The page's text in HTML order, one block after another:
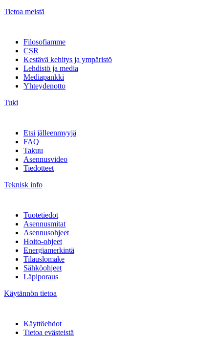
Tietoa meistä
Filosofiamme
CSR
Kestävä kehitys ja ympäristö
Lehdistö ja media
Mediapankki
Yhteydenotto
Tuki
Etsi jälleenmyyjä
FAQ
Takuu
Asennusvideo
Tiedotteet
Teknisk info
Tuotetiedot
Asennusmitat
Asennusohjeet
Hoito-ohjeet
Energiamerkintä
Tilauslomake
Sähköohjeet
Läpiporaus
Käytännön tietoa
Käyttöehdot
Tietoa evästeistä